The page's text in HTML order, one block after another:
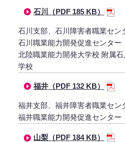
石川（PDF 185 KB）
石川支部、石川障害者職業セン
石川職業能力開発促進センター
北陸職業能力開発大学校 附属
学校
福井（PDF 132 KB）
福井支部、福井障害者職業セン
福井職業能力開発促進センター
山梨（PDF 184 KB）